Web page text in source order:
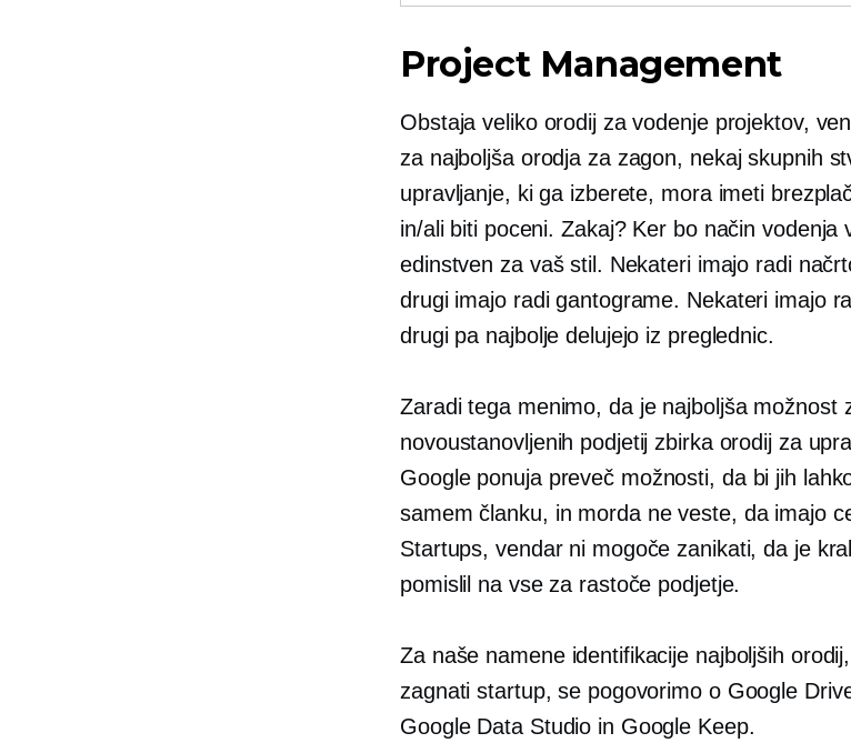
Project Management
Obstaja veliko orodij za vodenje projektov,
za najboljša orodja za zagon, nekaj skupnih
upravljanje, ki ga izberete, mora imeti
in/ali biti poceni. Zakaj? Ker bo način vodenja
edinstven za vaš stil. Nekateri imajo radi
drugi imajo radi gantograme. Nekateri imajo
drugi pa najbolje delujejo iz preglednic.
Zaradi tega menimo, da je najboljša možnost
novoustanovljenih podjetij zbirka orodij za
Google ponuja preveč možnosti, da bi jih
samem članku, in morda ne veste, da imajo
Startups, vendar ni mogoče zanikati, da je
pomislil na vse za rastoče podjetje.
Za naše namene identifikacije najboljših
zagnati startup, se pogovorimo o Google
Google Data Studio in Google Keep.